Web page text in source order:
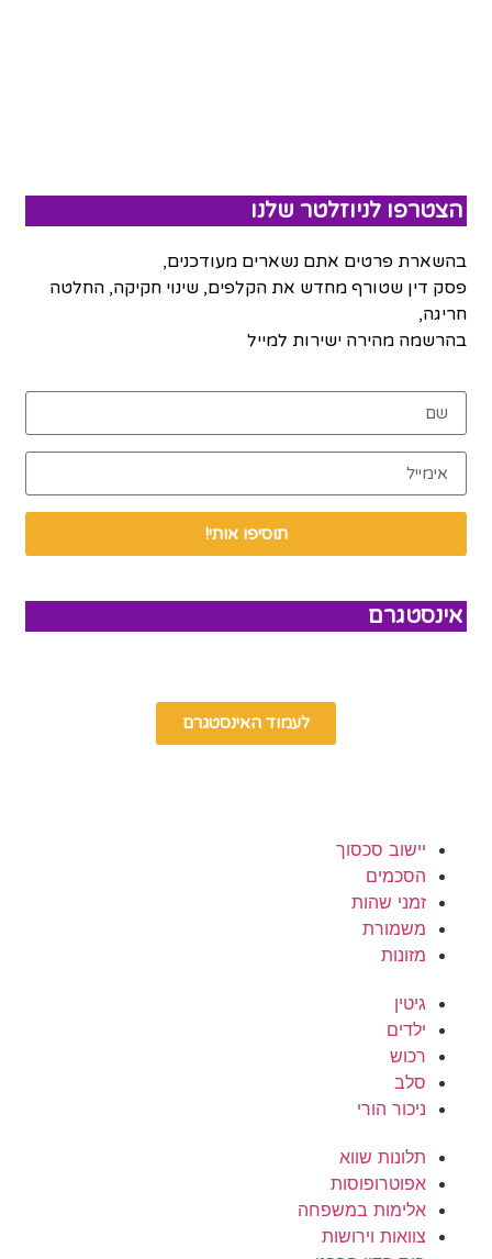
הצטרפו לניוזלטר שלנו
בהשארת פרטים אתם נשארים מעודכנים,
פסק דין שטורף מחדש את הקלפים, שינוי חקיקה, החלטה
חריגה,
בהרשמה מהירה ישירות למייל
תוסיפו אותי!
אינסטגרם
לעמוד האינסטגרם
יישוב סכסוך
הסכמים
זמני שהות
משמורת
מזונות
גיטין
ילדים
רכוש
סלב
ניכור הורי
תלונות שווא
אפוטרופוסות
אלימות במשפחה
צוואות וירושות